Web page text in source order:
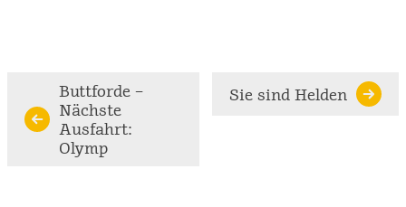
Continue
Reading
Buttforde –
Nächste
Ausfahrt:
Olymp
Sie sind Helden